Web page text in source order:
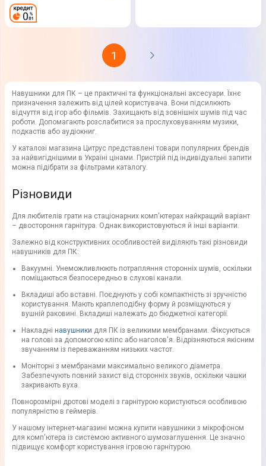
1
Навушники для ПК – це практичні та функціональні аксесуари. Їхнє
призначення залежить від цілей користувача. Вони підсилюють
відчуття від ігор або фільмів. Захищають від зовнішніх шумів під час
роботи. Допомагають розслабитися за прослуховуванням музики,
подкастів або аудіокниг.
У каталозі магазина Цитрус представлені товари популярних брендів
за найвигіднішими в Україні цінами. Пристрій під індивідуальні запити
можна підібрати за фільтрами каталогу.
Різновиди
Для любителів грати на стаціонарних комп'ютерах найкращий варіант
– двостороння гарнітура. Однак використовуються й інші варіанти.
Залежно від конструктивних особливостей виділяють такі різновиди
навушників для ПК:
Вакуумні. Унеможливлюють потрапляння сторонніх шумів, оскільки
поміщаються безпосередньо в слухові канали.
Вкладиші або вставні. Поєднують у собі компактність зі зручністю
користування. Мають краплеподібну форму й розміщуються у
вушній раковині. Вкладиші належать до бюджетної категорії.
Накладні навушники для ПК із великими мембранами. Фіксуються
на голові за допомогою кліпс або наголов'я. Відрізняються якісним
звучанням із переважанням низьких частот.
Моніторні з мембранами максимально великого діаметра.
Забезпечують повний захист від сторонніх звуків, оскільки чашки
закривають вуха.
Повнорозмірні дротові моделі з гарнітурою користуються особливою
популярністю в геймерів.
У нашому інтернет-магазині можна купити навушники з мікрофоном
для комп'ютера із системою активного шумозаглушення. Це значно
підвищує комфорт користування ігровою гарнітурою.